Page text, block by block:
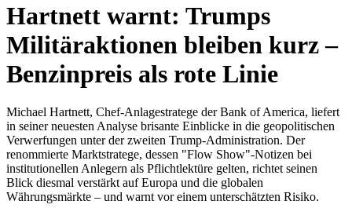
Hartnett warnt: Trumps
Militäraktionen bleiben kurz –
Benzinpreis als rote Linie
Michael Hartnett, Chef-Anlagestratege der Bank of America, liefert
in seiner neuesten Analyse brisante Einblicke in die geopolitischen
Verwerfungen unter der zweiten Trump-Administration. Der
renommierte Marktstratege, dessen "Flow Show"-Notizen bei
institutionellen Anlegern als Pflichtlektüre gelten, richtet seinen
Blick diesmal verstärkt auf Europa und die globalen
Währungsmärkte – und warnt vor einem unterschätzten Risiko.